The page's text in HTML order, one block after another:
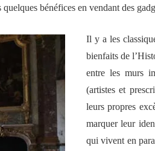
bénéfices en vendant des
Il y a les
bienfaits de
entre les murs
(artistes et
leurs propres
marquer leur
qui vivent en